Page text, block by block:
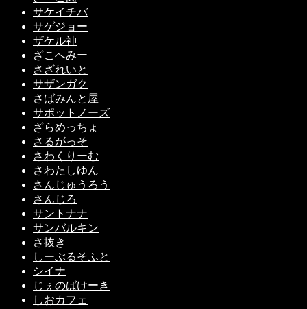
サケイチバ
サゲジョー
ザケル神
ざこへみー
さざれいと
サザンガク
さばみんと屋
サポットノーズ
ざらめっちょ
さるがっそ
さわくりーむ
さわたしゆん
さんじゅうろう
さんじろ
サントナナ
サンバルキン
さ抜き
しーぶるそふと
シイナ
じぇのばけーき
しおカフェ